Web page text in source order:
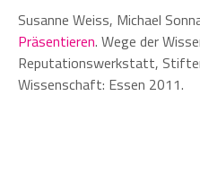
Susanne Weiss, Michael
Präsentieren. Wege der
Reputationswerkstatt,
Wissenschaft: Essen 2011.